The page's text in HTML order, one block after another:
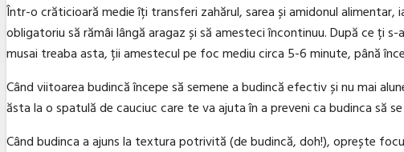
Într-o crăticioară medie îți transferi zahărul, sarea și amidonul
obligatoriu să rămâi lângă aragaz și să amesteci încontinuu. După ce ți
musai treaba asta, ții amestecul pe foc mediu circa 5-6 minute, până
Când viitoarea budincă începe să semene a budincă efectiv și nu mai
ăsta la o spatulă de cauciuc care te va ajuta în a preveni ca budinca să
Când budinca a ajuns la textura potrivită (de budincă, doh!), oprește